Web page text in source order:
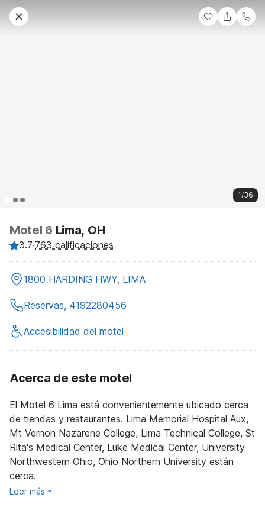
1/36
Motel 6 Lima, OH
3.7·763 calificaciones
1800 HARDING HWY, LIMA
Reservas, 4192280456
Accesibilidad del motel
Acerca de este motel
El Motel 6 Lima está convenientemente ubicado cerca
de tiendas y restaurantes. Lima Memorial Hospital Aux,
Mt Vernon Nazarene College, Lima Technical College, St
Rita's Medical Center, Luke Medical Center, University
Northwestern Ohio, Ohio Northern University están
cerca.
Leer más